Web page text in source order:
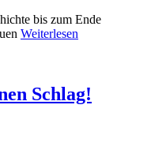
bis zum Ende
Weiterlesen
Schlag!